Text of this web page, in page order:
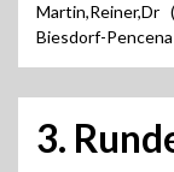
Martin,Reiner,Dr
Biesdorf-
3.